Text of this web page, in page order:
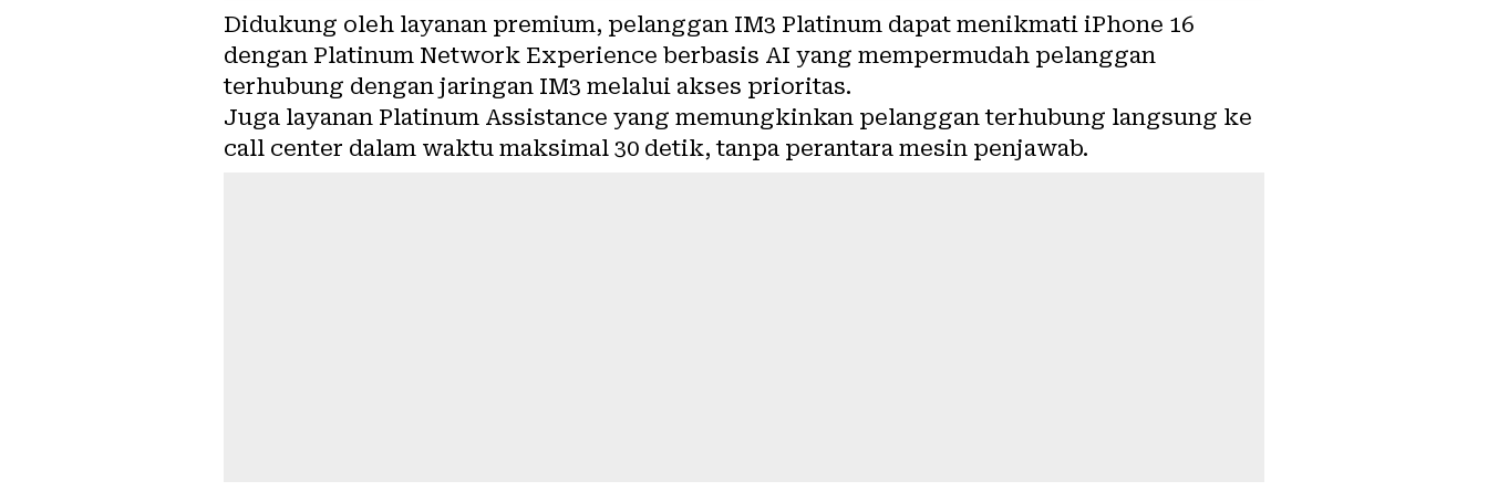
Didukung oleh layanan premium, pelanggan IM3 Platinum dapat menikmati iPhone 16
dengan Platinum Network Experience berbasis AI yang mempermudah pelanggan
terhubung dengan jaringan IM3 melalui akses prioritas.
Juga layanan Platinum Assistance yang memungkinkan pelanggan terhubung langsung ke
call center dalam waktu maksimal 30 detik, tanpa perantara mesin penjawab.